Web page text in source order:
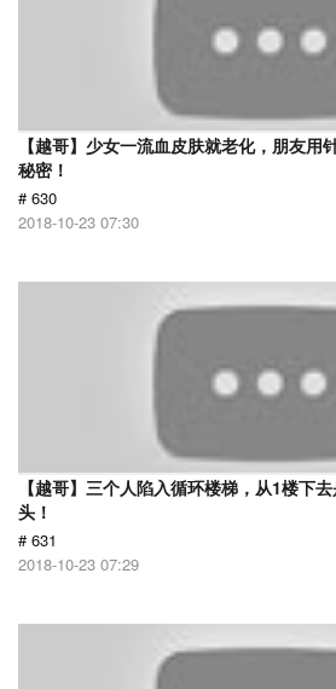
【越哥】少女一流血皮肤就老化，朋友用
秘密！
# 630
2018-10-23 07:30
【越哥】三个人陷入循环楼梯，从1楼下
头！
# 631
2018-10-23 07:29